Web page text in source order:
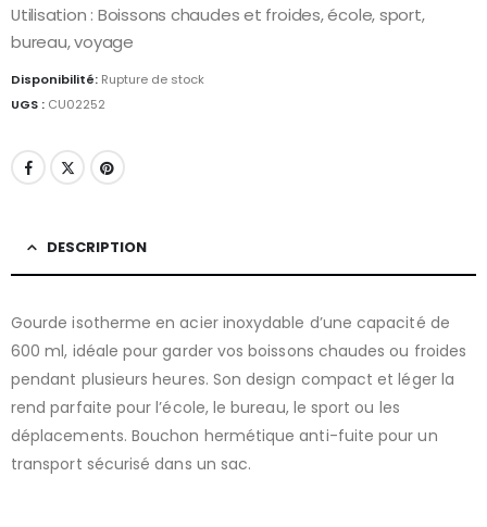
Utilisation : Boissons chaudes et froides, école, sport,
bureau, voyage
Disponibilité: Rupture de stock
UGS : CU02252
DESCRIPTION
Gourde isotherme en acier inoxydable d’une capacité de
600 ml, idéale pour garder vos boissons chaudes ou froides
pendant plusieurs heures. Son design compact et léger la
rend parfaite pour l’école, le bureau, le sport ou les
déplacements. Bouchon hermétique anti-fuite pour un
transport sécurisé dans un sac.